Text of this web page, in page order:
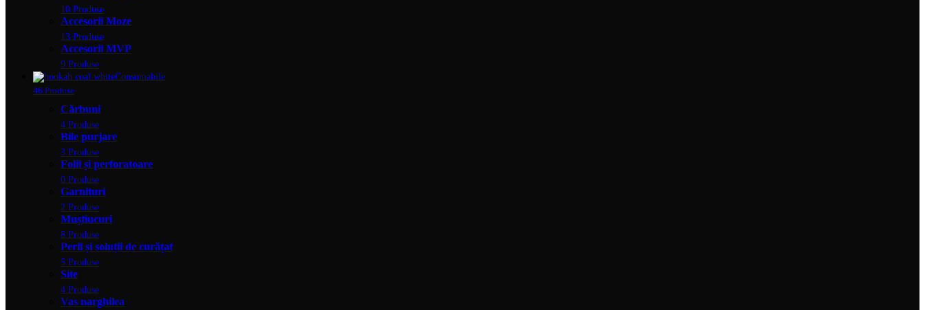
10 Produse
Accesorii Moze
13 Produse
Accesorii MVP
9 Produse
Consumabile
46 Produse
Cărbuni
4 Produse
Bile purjare
3 Produse
Folii și perforatoare
0 Produse
Garnituri
2 Produse
Muștiucuri
8 Produse
Perii și soluții de curățat
5 Produse
Site
4 Produse
Vas narghilea